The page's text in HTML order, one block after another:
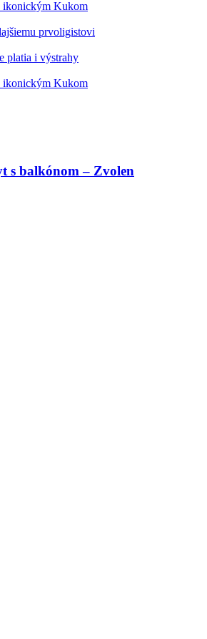
ikonickým Kukom
prvoligistovi
platia i výstrahy
ikonickým Kukom
s balkónom – Zvolen